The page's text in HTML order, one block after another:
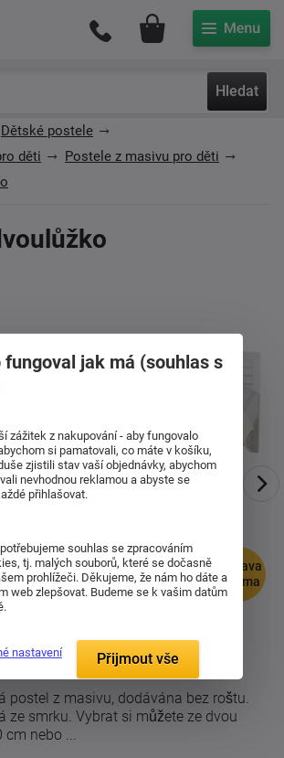
Hledat
Můj účet
Dětské postele
děti
Postele z masivu pro děti
doprava
zdarma
postel z masivu, dodávána bez roštu.
ze smrku. Vybrat si můžete ze dvou
cm nebo ...
fungoval jak má (souhlas s
zážitek z nakupování - aby fungovalo
si pamatovali, co máte v košíku,
zjistili stav vaší objednávky, abychom
nevhodnou reklamou a abyste se
přihlašovat.
souhlas se zpracováním
tj. malých souborů, které se dočasně
prohlížeči. Děkujeme, že nám ho dáte a
web zlepšovat. Budeme se k vašim datům
nastavení Přijmout vše